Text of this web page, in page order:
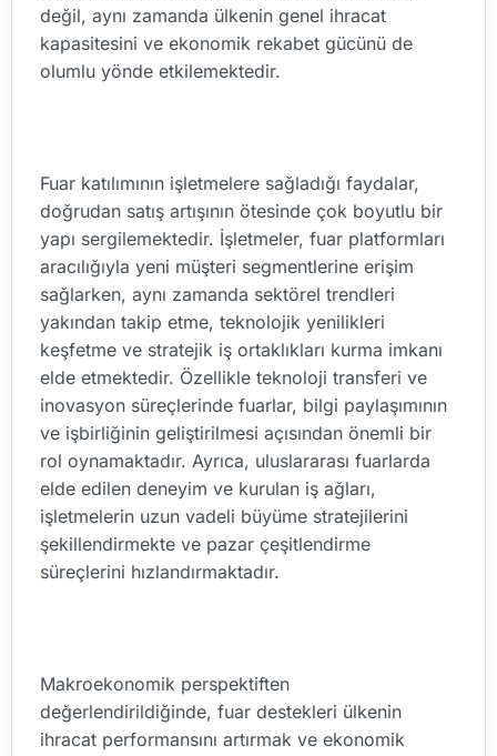
değil, aynı zamanda ülkenin genel ihracat
kapasitesini ve ekonomik rekabet gücünü de
olumlu yönde etkilemektedir.
Fuar katılımının işletmelere sağladığı faydalar,
doğrudan satış artışının ötesinde çok boyutlu bir
yapı sergilemektedir. İşletmeler, fuar platformları
aracılığıyla yeni müşteri segmentlerine erişim
sağlarken, aynı zamanda sektörel trendleri
yakından takip etme, teknolojik yenilikleri
keşfetme ve stratejik iş ortaklıkları kurma imkanı
elde etmektedir. Özellikle teknoloji transferi ve
inovasyon süreçlerinde fuarlar, bilgi paylaşımının
ve işbirliğinin geliştirilmesi açısından önemli bir
rol oynamaktadır. Ayrıca, uluslararası fuarlarda
elde edilen deneyim ve kurulan iş ağları,
işletmelerin uzun vadeli büyüme stratejilerini
şekillendirmekte ve pazar çeşitlendirme
süreçlerini hızlandırmaktadır.
Makroekonomik perspektiften
değerlendirildiğinde, fuar destekleri ülkenin
ihracat performansını artırmak ve ekonomik